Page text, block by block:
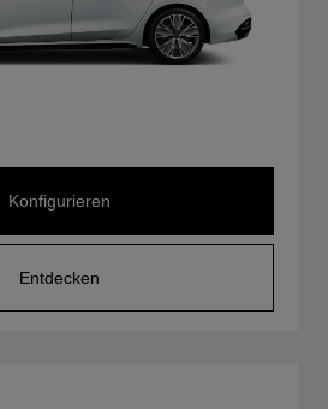
Konfigurieren
Entdecken